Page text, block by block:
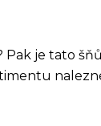
Pak je tato